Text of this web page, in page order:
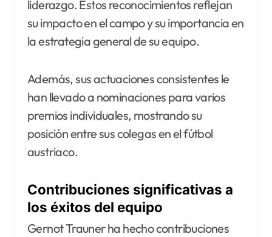
liderazgo. Estos reconocimientos reflejan
su impacto en el campo y su importancia en
la estrategia general de su equipo.
Además, sus actuaciones consistentes le
han llevado a nominaciones para varios
premios individuales, mostrando su
posición entre sus colegas en el fútbol
austriaco.
Contribuciones significativas a
los éxitos del equipo
Gernot Trauner ha hecho contribuciones